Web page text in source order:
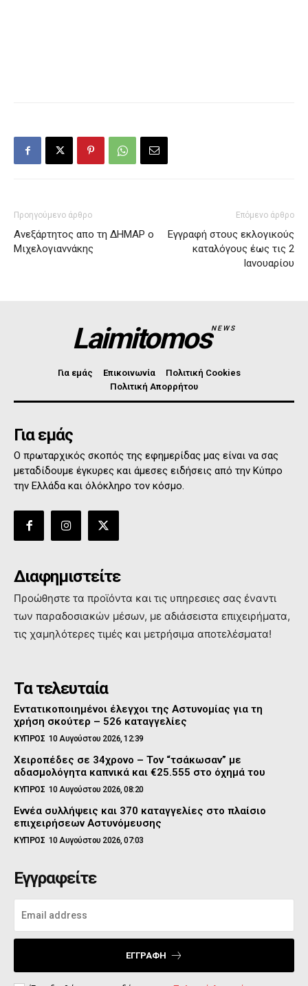
Προηγούμενο άρθρο
Ανεξάρτητος απο τη ΔΗΜΑΡ ο
Μιχελογιαννάκης
Επόμενο άρθρο
Εγγραφή στους εκλογικούς
καταλόγους έως τις 2
Ιανουαρίου
LaimitomosNEWS
Για εμάς Επικοινωνία
Πολιτική Cookies
Πολιτική Απορρήτου
Για εμάς
Ο πρωταρχικός σκοπός της εφημερίδας μας είναι να σας
μεταδίδουμε έγκυρες και άμεσες ειδήσεις από την Κύπρο
την Ελλάδα και όλόκληρο τον κόσμο.
Διαφημιστείτε
Προώθηστε τα προϊόντα και τις υπηρεσιες σας έναντι
των παραδοσιακών μέσων, με αδιάσειστα επιχειρήματα,
τις χαμηλότερες τιμές και μετρήσιμα αποτελέσματα!
Τα τελευταία
Εντατικοποιημένοι έλεγχοι της Αστυνομίας για τη
χρήση σκούτερ – 526 καταγγελίες
ΚΥΠΡΟΣ 10 Αυγούστου 2026, 12:39
Χειροπέδες σε 34χρονο – Τον “τσάκωσαν” με
αδασμολόγητα καπνικά και €25.555 στο όχημά του
ΚΥΠΡΟΣ 10 Αυγούστου 2026, 08:20
Εννέα συλλήψεις και 370 καταγγελίες στο πλαίσιο
επιχειρήσεων Αστυνόμευσης
ΚΥΠΡΟΣ 10 Αυγούστου 2026, 07:03
Εγγραφείτε
ΕΓΓΡΑΦΉ